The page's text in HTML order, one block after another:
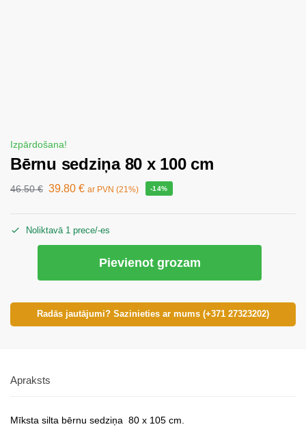
Izpārdošana!
Bērnu sedziņa 80 x 100 cm
46.50€ 39.80 € ar PVN (21%) -14%
Noliktavā 1 prece/-es
Pievienot grozam
Radās jautājumi? Sazinieties ar mums (+371 27323202)
Apraksts
Mīksta silta bērnu sedziņa 80 x 105 cm.